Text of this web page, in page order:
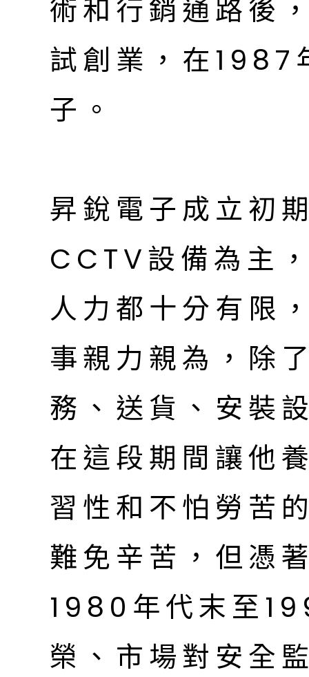
術和行銷通路後
試創業，在1987
子。
昇銳電子成立初
CCTV設備為主
人力都十分有限
事親力親為，除
務、送貨、安裝
在這段期間讓他
習性和不怕勞苦
難免辛苦，但憑
1980年代末至
榮、市場對安全